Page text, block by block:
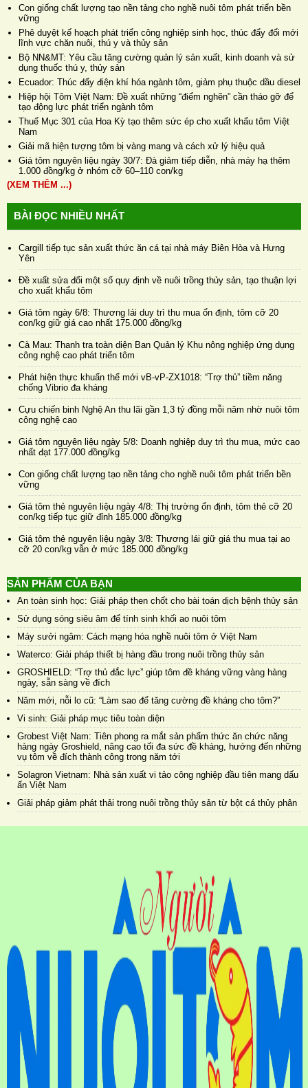
Con giống chất lượng tạo nền tảng cho nghề nuôi tôm phát triển bền
vững
Phê duyệt kế hoạch phát triển công nghiệp sinh học, thúc đẩy đổi mới
lĩnh vực chăn nuôi, thú y và thủy sản
Bộ NN&MT: Yêu cầu tăng cường quản lý sản xuất, kinh doanh và sử
dụng thuốc thú y, thủy sản
Ecuador: Thúc đẩy điện khí hóa ngành tôm, giảm phụ thuộc dầu diesel
Hiệp hội Tôm Việt Nam: Đề xuất những “điểm nghẽn” cần tháo gỡ để
tạo động lực phát triển ngành tôm
Thuế Mục 301 của Hoa Kỳ tạo thêm sức ép cho xuất khẩu tôm Việt
Nam
Giải mã hiện tượng tôm bị vàng mang và cách xử lý hiệu quả
Giá tôm nguyên liệu ngày 30/7: Đà giảm tiếp diễn, nhà máy hạ thêm
1.000 đồng/kg ở nhóm cỡ 60–110 con/kg
(XEM THÊM ...)
BÀI ĐỌC NHIỀU NHẤT
Cargill tiếp tục sản xuất thức ăn cá tại nhà máy Biên Hòa và Hưng
Yên
Đề xuất sửa đổi một số quy định về nuôi trồng thủy sản, tạo thuận lợi
cho xuất khẩu tôm
Giá tôm ngày 6/8: Thương lái duy trì thu mua ổn định, tôm cỡ 20
con/kg giữ giá cao nhất 175.000 đồng/kg
Cà Mau: Thanh tra toàn diện Ban Quản lý Khu nông nghiệp ứng dụng
công nghệ cao phát triển tôm
Phát hiện thực khuẩn thể mới vB-vP-ZX1018: “Trợ thủ” tiềm năng
chống Vibrio đa kháng
Cựu chiến binh Nghệ An thu lãi gần 1,3 tỷ đồng mỗi năm nhờ nuôi tôm
công nghệ cao
Giá tôm nguyên liệu ngày 5/8: Doanh nghiệp duy trì thu mua, mức cao
nhất đạt 177.000 đồng/kg
Con giống chất lượng tạo nền tảng cho nghề nuôi tôm phát triển bền
vững
Giá tôm thẻ nguyên liệu ngày 4/8: Thị trường ổn định, tôm thẻ cỡ 20
con/kg tiếp tục giữ đỉnh 185.000 đồng/kg
Giá tôm thẻ nguyên liệu ngày 3/8: Thương lái giữ giá thu mua tại ao
cỡ 20 con/kg vẫn ở mức 185.000 đồng/kg
SẢN PHẨM CỦA BẠN
An toàn sinh học: Giải pháp then chốt cho bài toán dịch bệnh thủy sản
Sử dụng sóng siêu âm để tính sinh khối ao nuôi tôm
Máy sưởi ngâm: Cách mạng hóa nghề nuôi tôm ở Việt Nam
Waterco: Giải pháp thiết bị hàng đầu trong nuôi trồng thủy sản
GROSHIELD: “Trợ thủ đắc lực” giúp tôm đề kháng vững vàng hàng
ngày, sẵn sàng về đích
Năm mới, nỗi lo cũ: “Làm sao để tăng cường đề kháng cho tôm?”
Vi sinh: Giải pháp mục tiêu toàn diện
Grobest Việt Nam: Tiên phong ra mắt sản phẩm thức ăn chức năng
hàng ngày Groshield, nâng cao tối đa sức đề kháng, hướng đến những
vụ tôm về đích thành công trong năm tới
Solagron Vietnam: Nhà sản xuất vi tảo công nghiệp đầu tiên mang dấu
ấn Việt Nam
Giải pháp giảm phát thải trong nuôi trồng thủy sản từ bột cá thủy phân